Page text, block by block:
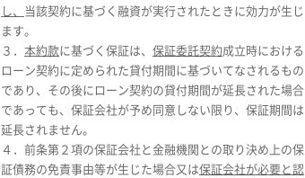
し、 当該契約に基づく融資が実行されたときに効力が生じ
ます。
３． 本約款に基づく保証は、 保証委託契約成立時における
ローン契約に定められた貸付期間に基づいてなされるもの
であり、その後にローン契約の貸付期間が延長された場合
であっても、保証会社が予め同意しない限り、保証期間は
延長されません。
４．前条第２項の保証会社と金融機関との取り決め上の保
証債務の免責事由等が生じた場合又は保証会社が必要と認